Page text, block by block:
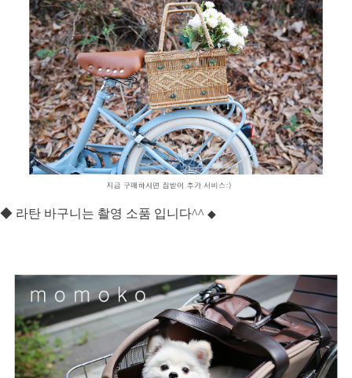
◆ 라탄 바구니는 촬영 소품 입니다^^ ◆